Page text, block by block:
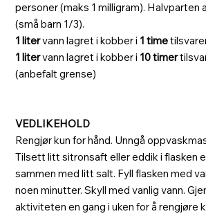
personer (maks 1 milligram). Halvparten
(små barn 1/3).
1 litervann lagret i kobber i 1 time
1 litervann lagret i kobber i 10 timer
(anbefalt grense)
VEDLIKEHOLD
Rengjør kun for hånd. Unngå
Tilsett litt sitronsaft eller eddik i flasken
sammen med litt salt. Fyll flasken med
noen minutter. Skyll med vanlig vann.
aktiviteten en gang i uken for å rengjøre